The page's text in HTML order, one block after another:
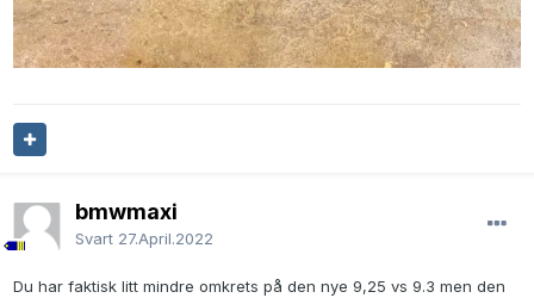
bmwmaxi
Svart 27.April.2022
Du har faktisk litt mindre omkrets på den nye 9,25 vs 9.3 men den